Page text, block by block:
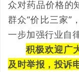
众对药品价格的
群众“价比三家”
一步加强行业自律
积极欢迎广
及时举报， 投诉